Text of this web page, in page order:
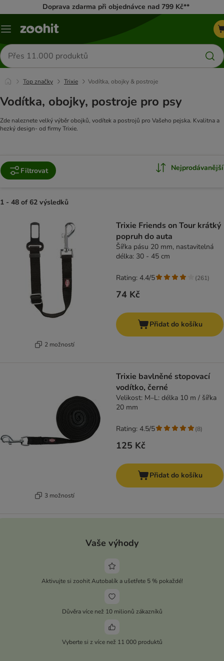
Doprava zdarma při objednávce nad 799 Kč**
Menu
Hledat
produkty
Top značky Trixie Vodítka, obojky & postroje
Vodítka, obojky, postroje pro psy
Zde naleznete velký výběr obojků, vodítek a postrojů pro Vašeho pejska. Kvalitna a
hezký design- od firmy Trixie.
Filtrovat Nejprodávanější
1 - 48 of 62 výsledků
2 možností
Trixie Friends on Tour krátký
popruh do auta
Šířka pásu 20 mm, nastavitelná
délka: 30 - 45 cm
74 Kč
Rating: 4.4/5 (261)
Přidat do košíku
3 možností
Trixie bavlněné stopovací
vodítko, černé
Velikost: M–L: délka 10 m / šířka
20 mm
125 Kč
Rating: 4.5/5 (8)
Přidat do košíku
Vaše výhody
Aktivujte si zoohit Autobalík a ušetřete 5 % pokaždé!
Důvěra více než 10 milionů zákazníků
Vyberte si z více než 11 000 produktů